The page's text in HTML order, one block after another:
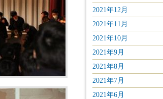
2021年12月
2021年11月
2021年10月
2021年9月
2021年8月
2021年7月
2021年6月